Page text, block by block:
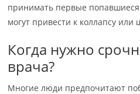
принимать первые попавшиеся
могут привести к коллапсу или
Когда нужно
врача?
Многие люди предпочитают